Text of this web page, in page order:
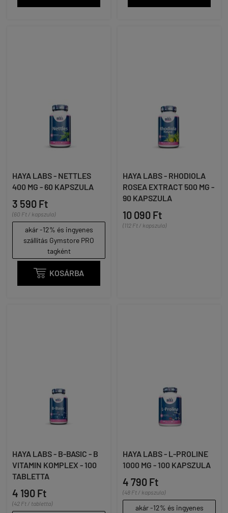
HAYA LABS - NETTLES
400 MG - 60 KAPSZULA
3 590 Ft
(60 Ft / kapszula)
akár -12% és ingyenes
szállítás Gymstore PRO
tagként
 KOSÁRBA
HAYA LABS - RHODIOLA
ROSEA EXTRACT 500 MG -
90 KAPSZULA
10 090 Ft
(112 Ft / kapszula)
HAYA LABS - B-BASIC - B
VITAMIN KOMPLEX - 100
TABLETTA
4 190 Ft
(42 Ft / tabletta)
HAYA LABS - L-PROLINE
1000 MG - 100 KAPSZULA
4 790 Ft
(48 Ft / kapszula)
akár -12% és ingyenes